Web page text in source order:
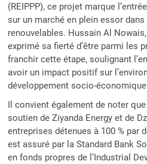
(REIPPP), ce projet marque
sur un marché en plein essor
renouvelables. Hussain Al
exprimé sa fierté d’être parmi les
franchir cette étape, soulignant
avoir un impact positif sur
développement socio-
Il convient également de noter
soutien de Ziyanda Energy et de
entreprises détenues à 100 % par
est assuré par la Standard Bank
en fonds propres de l’Industrial